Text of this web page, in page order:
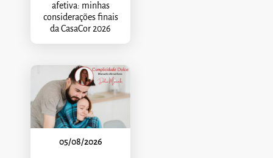
afetiva: minhas
considerações finais
da CasaCor 2026
05/08/2026